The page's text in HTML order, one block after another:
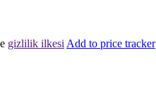
gizlilik ilkesiAdd to price tracker